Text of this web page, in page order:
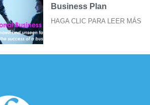
IMPRESIÓN DE STICKERS
HAGA CLIC PARA LEER MÁS